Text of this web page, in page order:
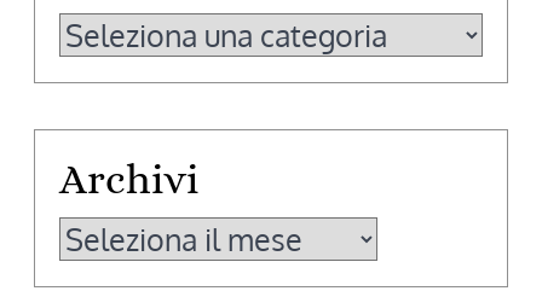
Categorie
Archivi
Archivi